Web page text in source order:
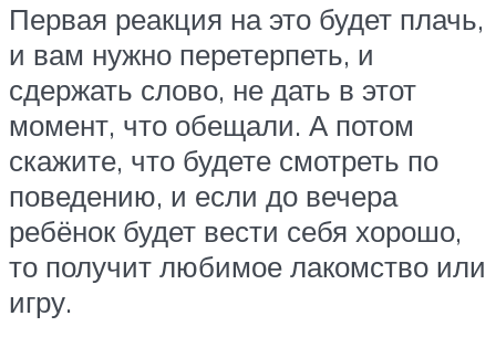
Первая реакция на это будет плачь,
и вам нужно перетерпеть, и
сдержать слово, не дать в этот
момент, что обещали. А потом
скажите, что будете смотреть по
поведению, и если до вечера
ребёнок будет вести себя хорошо,
то получит любимое лакомство или
игру.